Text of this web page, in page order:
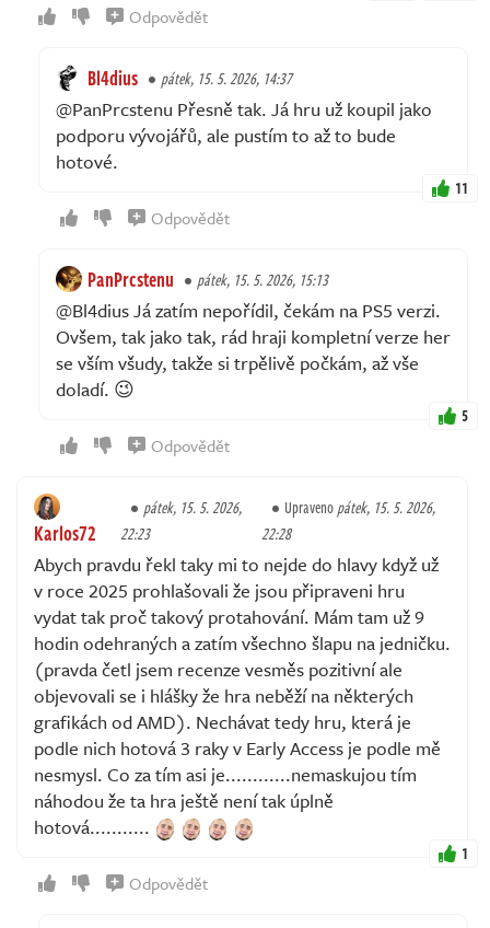
Odpovědět
Bl4dius pátek, 15. 5. 2026, 14:37
@PanPrcstenu Přesně tak. Já hru už koupil jako
podporu vývojářů, ale pustím to až to bude
hotové.
11
Odpovědět
PanPrcstenu pátek, 15. 5. 2026, 15:13
@Bl4dius Já zatím nepořídil, čekám na PS5 verzi.
Ovšem, tak jako tak, rád hraji kompletní verze her
se vším všudy, takže si trpělivě počkám, až vše
doladí. 😉
5
Odpovědět
Karlos72
pátek, 15. 5. 2026,
22:23
Upravenopátek, 15. 5. 2026,
22:28
Abych pravdu řekl taky mi to nejde do hlavy když už
v roce 2025 prohlašovali že jsou připraveni hru
vydat tak proč takový protahování. Mám tam už 9
hodin odehraných a zatím všechno šlapu na jedničku.
(pravda četl jsem recenze vesměs pozitivní ale
objevovali se i hlášky že hra neběží na některých
grafikách od AMD). Nechávat tedy hru, která je
podle nich hotová 3 raky v Early Access je podle mě
nesmysl. Co za tím asi je............nemaskujou tím
náhodou že ta hra ještě není tak úplně
hotová...........
1
Odpovědět